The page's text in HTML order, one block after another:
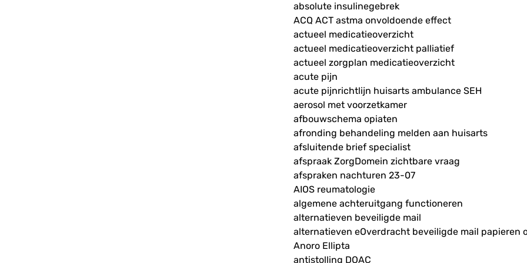
absolute insulinegebrek
ACQ ACT astma onvoldoende effect
actueel medicatieoverzicht
actueel medicatieoverzicht palliatief
actueel zorgplan medicatieoverzicht
acute pijn
acute pijnrichtlijn huisarts ambulance SEH
aerosol met voorzetkamer
afbouwschema opiaten
afronding behandeling melden aan huisarts
afsluitende brief specialist
afspraak ZorgDomein zichtbare vraag
afspraken nachturen 23-07
AIOS reumatologie
algemene achteruitgang functioneren
alternatieven beveiligde mail
alternatieven eOverdracht beveiligde mail papieren
Anoro Ellipta
antistolling DOAC